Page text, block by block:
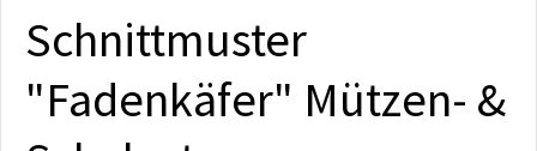
Schnittmuster
"Fadenkäfer" Mützen- &